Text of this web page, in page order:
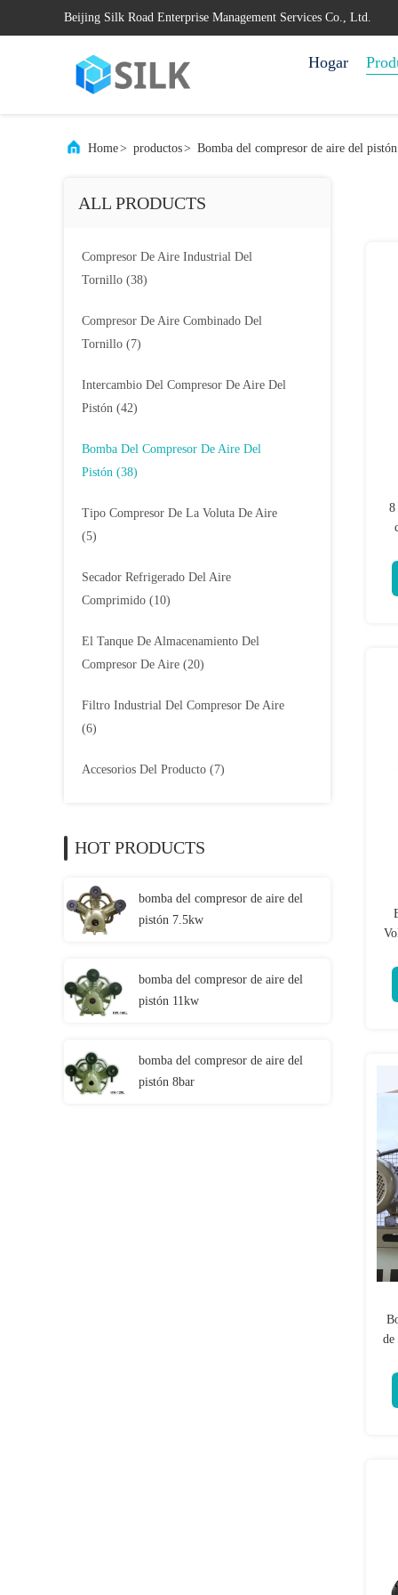
Beijing Silk Road Enterprise Management Services Co., Ltd.
Hogar
Home> productos> Bomba del compresor de aire del pistón
ALL PRODUCTS
Compresor De Aire Industrial Del
Tornillo (38)
Compresor De Aire Combinado Del
Tornillo (7)
Intercambio Del Compresor De Aire Del
Pistón (42)
Bomba Del Compresor De Aire Del
Pistón (38)
Tipo Compresor De La Voluta De Aire
(5)
Secador Refrigerado Del Aire
Comprimido (10)
El Tanque De Almacenamiento Del
Compresor De Aire (20)
Filtro Industrial Del Compresor De Aire
(6)
Accesorios Del Producto (7)
HOT PRODUCTS
bomba del compresor de aire del
pistón 7.5kw
bomba del compresor de aire del
pistón 11kw
bomba del compresor de aire del
pistón 8bar
8
de